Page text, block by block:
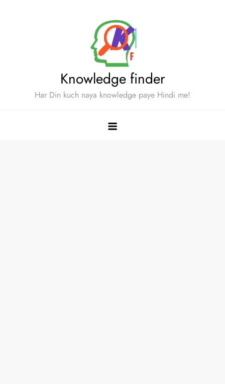
Knowledge finder
Har Din kuch naya knowledge paye Hindi me!